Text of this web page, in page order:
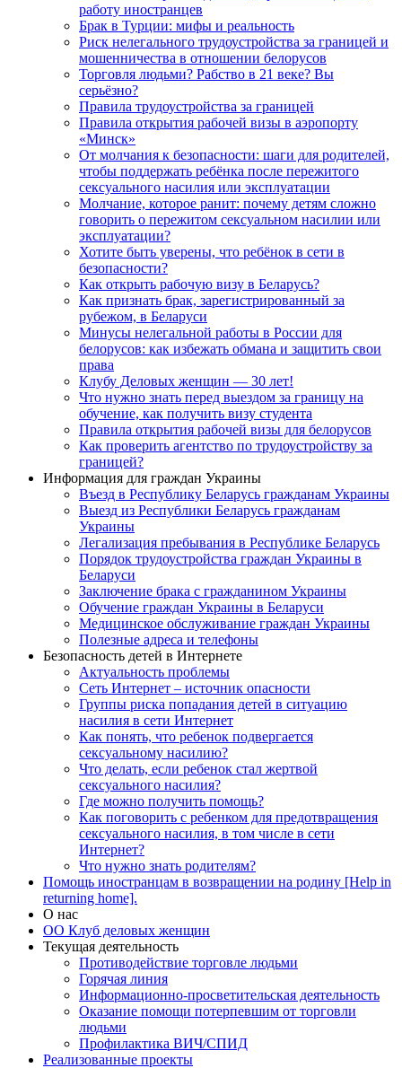
работу иностранцев
Брак в Турции: мифы и реальность
Риск нелегального трудоустройства за границей и
мошенничества в отношении белорусов
Торговля людьми? Рабство в 21 веке? Вы
серьёзно?
Правила трудоустройства за границей
Правила открытия рабочей визы в аэропорту
«Минск»
От молчания к безопасности: шаги для родителей,
чтобы поддержать ребёнка после пережитого
сексуального насилия или эксплуатации
Молчание, которое ранит: почему детям сложно
говорить о пережитом сексуальном насилии или
эксплуатации?
Хотите быть уверены, что ребёнок в сети в
безопасности?
Как открыть рабочую визу в Беларусь?
Как признать брак, зарегистрированный за
рубежом, в Беларуси
Минусы нелегальной работы в России для
белорусов: как избежать обмана и защитить свои
права
Клубу Деловых женщин — 30 лет!
Что нужно знать перед выездом за границу на
обучение, как получить визу студента
Правила открытия рабочей визы для белорусов
Как проверить агентство по трудоустройству за
границей?
Информация для граждан Украины
Въезд в Республику Беларусь гражданам Украины
Выезд из Республики Беларусь гражданам
Украины
Легализация пребывания в Республике Беларусь
Порядок трудоустройства граждан Украины в
Беларуси
Заключение брака с гражданином Украины
Обучение граждан Украины в Беларуси
Медицинское обслуживание граждан Украины
Полезные адреса и телефоны
Безопасность детей в Интернете
Актуальность проблемы
Сеть Интернет – источник опасности
Группы риска попадания детей в ситуацию
насилия в сети Интернет
Как понять, что ребенок подвергается
сексуальному насилию?
Что делать, если ребенок стал жертвой
сексуального насилия?
Где можно получить помощь?
Как поговорить с ребенком для предотвращения
сексуального насилия, в том числе в сети
Интернет?
Что нужно знать родителям?
Помощь иностранцам в возвращении на родину [Help in
returning home].
О нас
ОО Клуб деловых женщин
Текущая деятельность
Противодействие торговле людьми
Горячая линия
Информационно-просветительская деятельность
Оказание помощи потерпевшим от торговли
людьми
Профилактика ВИЧ/СПИД
Реализованные проекты